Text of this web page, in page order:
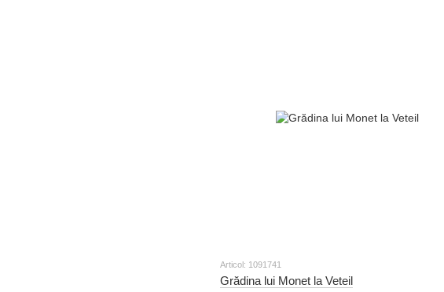
Articol: 1091741
Grădina lui Monet la Veteil